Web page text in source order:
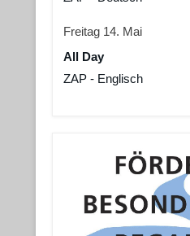
Freitag 14. Mai
All Day
ZAP - Englisch